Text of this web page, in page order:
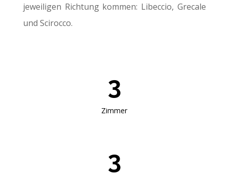
jeweiligen Richtung kommen: Libeccio, Grecale
und Scirocco.
3
Zimmer
3